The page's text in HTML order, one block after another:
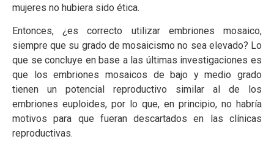
mujeres no hubiera sido ética.
Entonces, ¿es correcto utilizar embriones mosaico,
siempre que su grado de mosaicismo no sea elevado? Lo
que se concluye en base a las últimas investigaciones es
que los embriones mosaicos de bajo y medio grado
tienen un potencial reproductivo similar al de los
embriones euploides, por lo que, en principio, no habría
motivos para que fueran descartados en las clínicas
reproductivas.